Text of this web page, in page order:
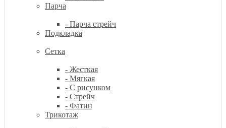
Парча
- Парча стрейч
Подкладка
Сетка
- Жесткая
- Мягкая
- С рисунком
- Стрейч
- Фатин
Трикотаж